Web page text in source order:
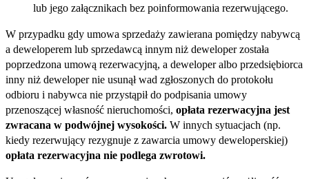
lub jego załącznikach bez poinformowania rezerwującego.
W przypadku gdy umowa sprzedaży zawierana pomiędzy nabywcą
a deweloperem lub sprzedawcą innym niż deweloper została
poprzedzona umową rezerwacyjną, a deweloper albo przedsiębiorca
inny niż deweloper nie usunął wad zgłoszonych do protokołu
odbioru i nabywca nie przystąpił do podpisania umowy
przenoszącej własność nieruchomości, opłata rezerwacyjna jest
zwracana w podwójnej wysokości. W innych sytuacjach (np.
kiedy rezerwujący rezygnuje z zawarcia umowy deweloperskiej)
opłata rezerwacyjna nie podlega zwrotowi.